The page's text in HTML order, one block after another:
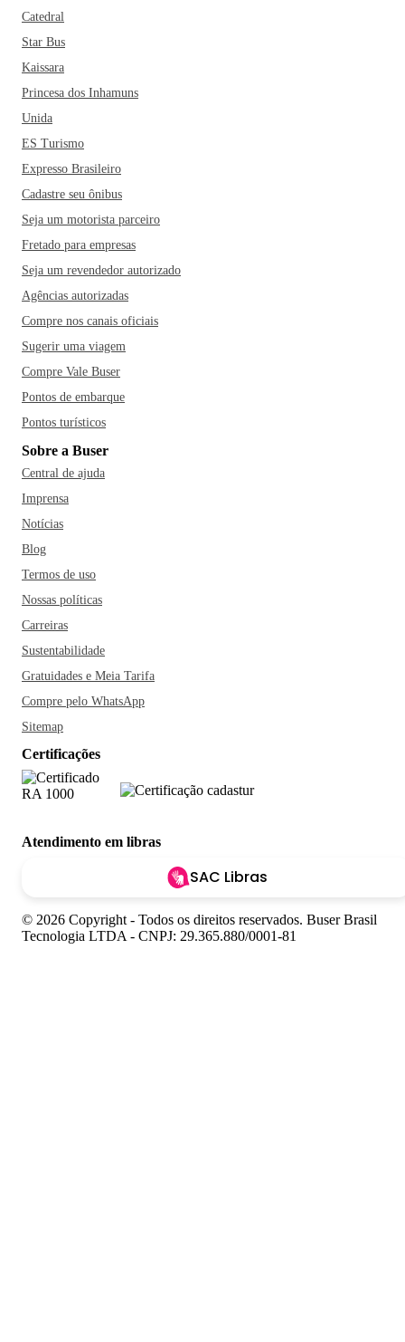
Catedral
Star Bus
Kaissara
Princesa dos Inhamuns
Unida
ES Turismo
Expresso Brasileiro
Cadastre seu ônibus
Seja um motorista parceiro
Fretado para empresas
Seja um revendedor autorizado
Agências autorizadas
Compre nos canais oficiais
Sugerir uma viagem
Compre Vale Buser
Pontos de embarque
Pontos turísticos
Sobre a Buser
Central de ajuda
Imprensa
Notícias
Blog
Termos de uso
Nossas políticas
Carreiras
Sustentabilidade
Gratuidades e Meia Tarifa
Compre pelo WhatsApp
Sitemap
Certificações
Atendimento em libras
SAC Libras
© 2026 Copyright - Todos os direitos reservados. Buser Brasil
Tecnologia LTDA - CNPJ: 29.365.880/0001-81